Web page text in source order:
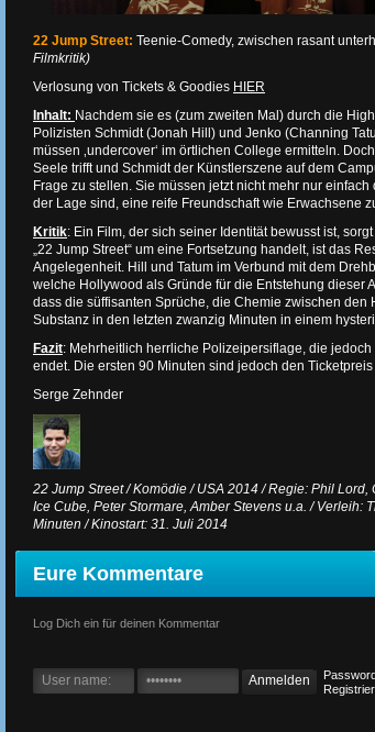
22 Jump Street: Teenie-Comedy, zwischen rasant
Filmkritik)
Verlosung von Tickets & Goodies HIER
Inhalt: Nachdem sie es (zum zweiten Mal) durch die
Polizisten Schmidt (Jonah Hill) und Jenko (Channing
müssen ‚undercover‘ im örtlichen College ermitteln.
Seele trifft und Schmidt der Künstlerszene auf dem
Frage zu stellen. Sie müssen jetzt nicht mehr nur
der Lage sind, eine reife Freundschaft wie Erwachsene
Kritik: Ein Film, der sich seiner Identität bewusst ist,
„22 Jump Street“ um eine Fortsetzung handelt, ist das
Angelegenheit. Hill und Tatum im Verbund mit dem
welche Hollywood als Gründe für die Entstehung dieser
dass die süffisanten Sprüche, die Chemie zwischen
Substanz in den letzten zwanzig Minuten in einem
Fazit: Mehrheitlich herrliche Polizeipersiflage, die
endet. Die ersten 90 Minuten sind jedoch den
Serge Zehnder
22 Jump Street / Komödie / USA 2014 / Regie: Phil
Ice Cube, Peter Stormare, Amber Stevens u.a. / Verleih:
Minuten / Kinostart: 31. Juli 2014
Eure Kommentare
Log Dich ein für deinen Kommentar